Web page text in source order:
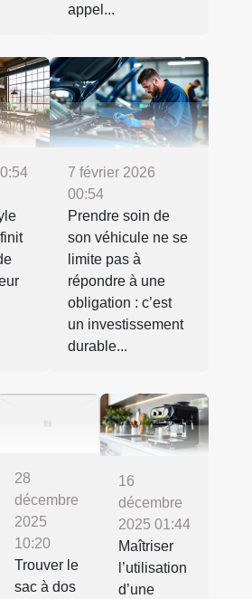
appel...
7 février 2026
00:54
Prendre soin de
son véhicule ne se
limite pas à
répondre à une
obligation : c’est
un investissement
durable...
28
décembre
2025
10:20
Trouver le
sac à dos
16
décembre
2025 01:44
Maîtriser
l’utilisation
d’une